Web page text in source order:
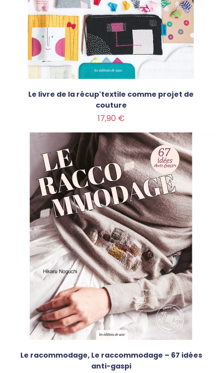
Le livre de la récup'textile comme projet de
couture
17,90 €
Le racommodage, Le raccommodage – 67 idées
anti-gaspi